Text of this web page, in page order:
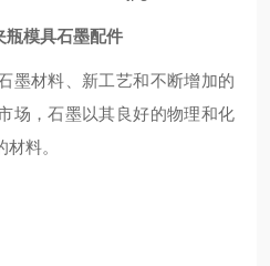
瓶模具石墨配件
墨材料、新工艺和不断增加的
场，石墨以其良好的物理和化
料。